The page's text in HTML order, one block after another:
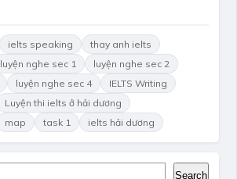
ielts speaking
thay anh ielts
luyện nghe sec 1
luyện nghe sec 2
luyện nghe sec 4
IELTS Writing
Luyện thi ielts ở hải dương
map task 1 ielts hải dương
Search